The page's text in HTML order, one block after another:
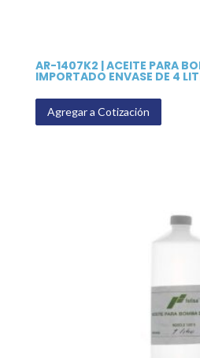
AR-1407K2 | ACEITE PARA
IMPORTADO ENVASE DE 4
Agregar a Cotización